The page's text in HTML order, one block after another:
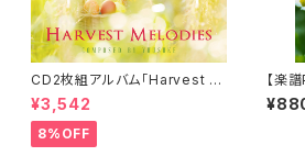
CD2枚組アルバム「Harvest M
elodies」-Peaceful Piano S
eries-／Yuusuke
¥3,542
8%OFF
【楽
ロ楽
ng